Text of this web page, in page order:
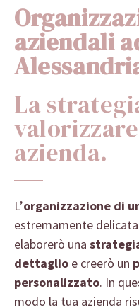
aziendali
La
azienda.
L’organizzazione di
estremamente
elaborerò una
dettaglio e creerò un
personalizzato. In
modo la tua azienda